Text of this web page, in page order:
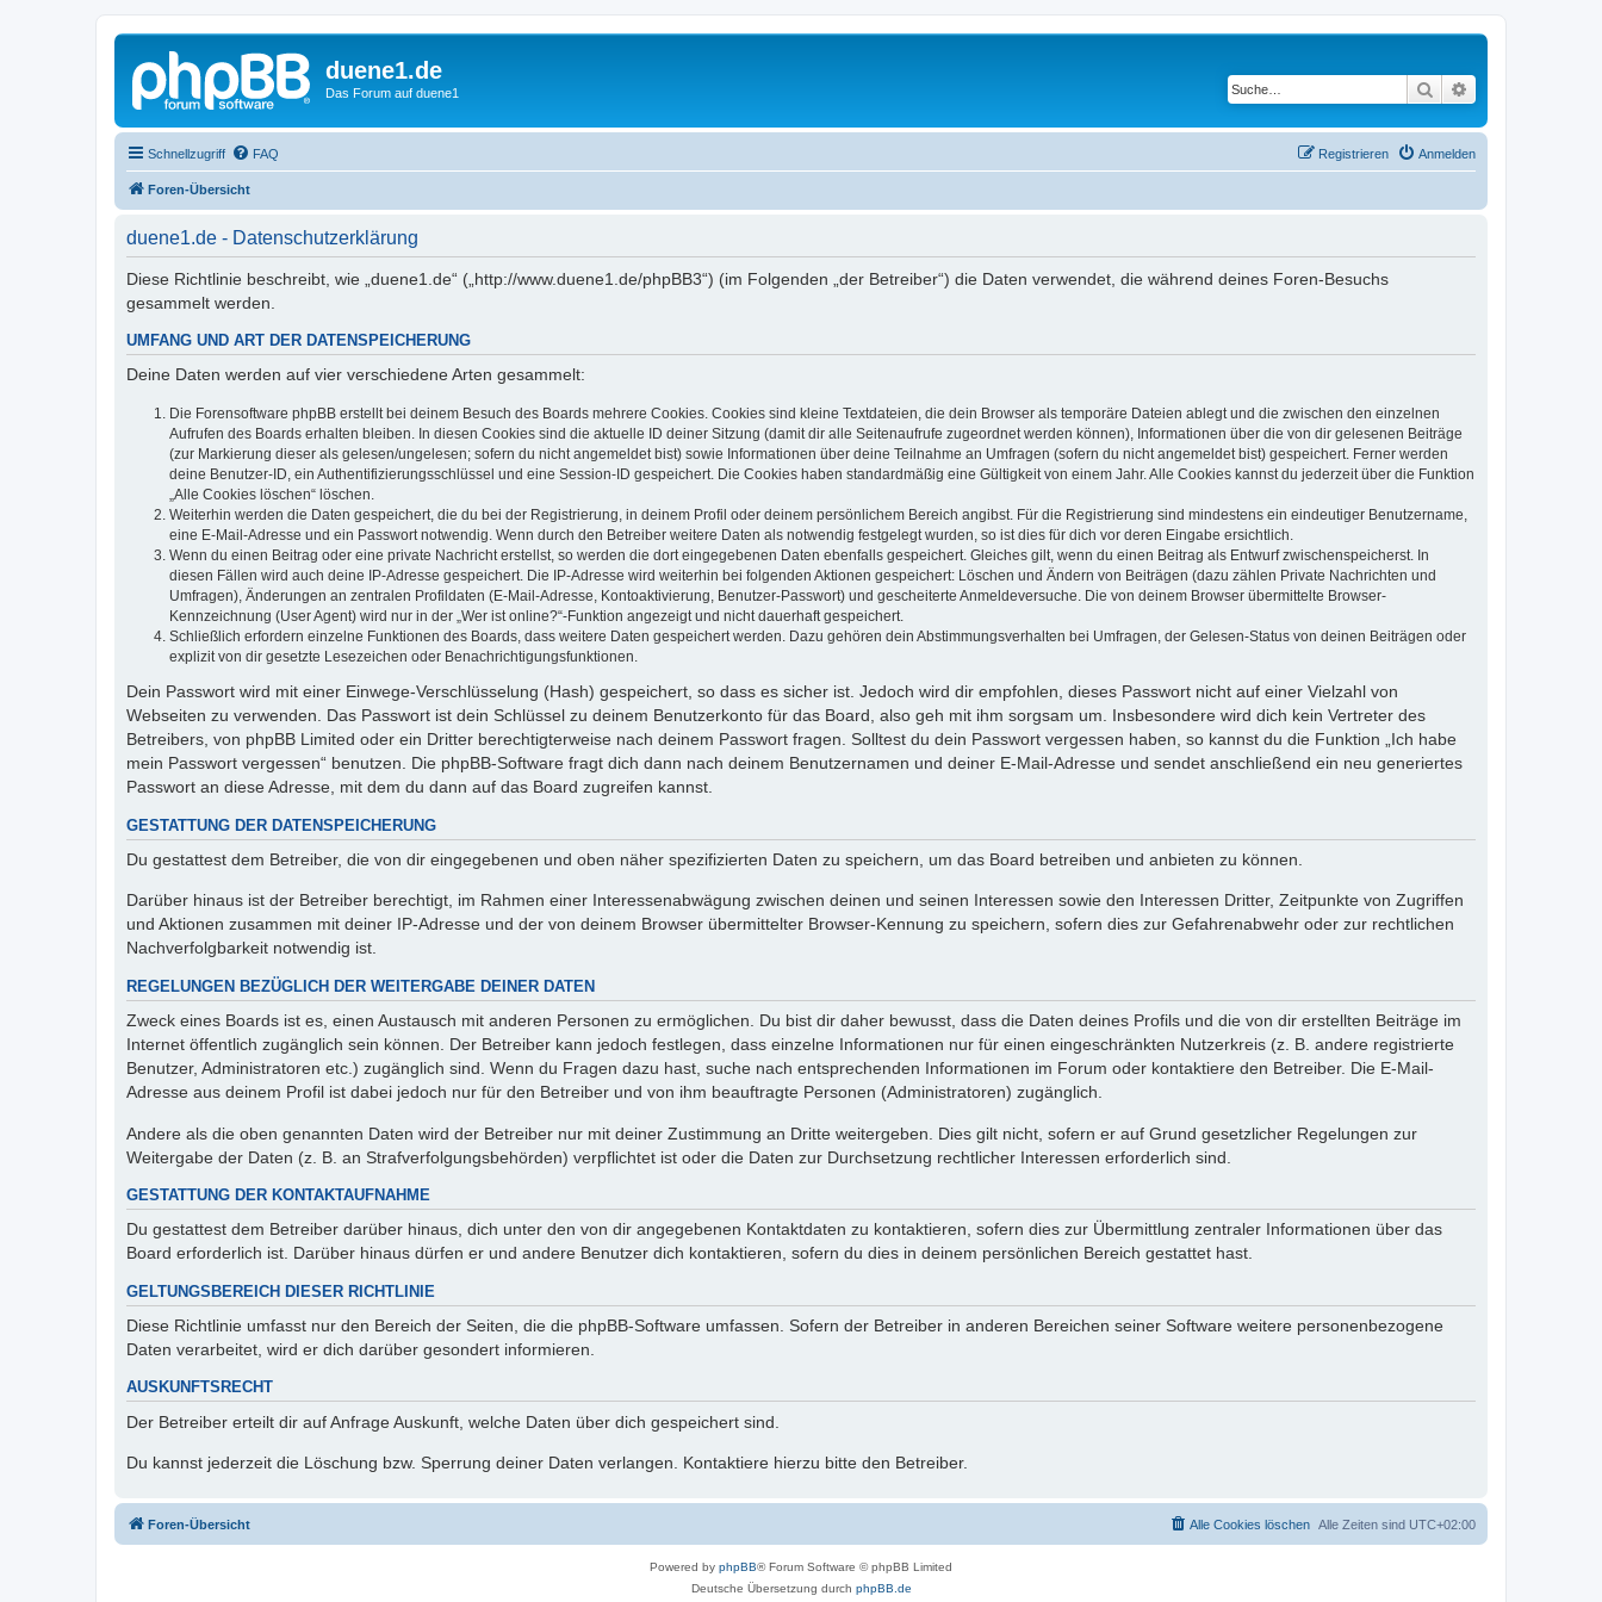
duene1.de
Das Forum auf duene1 Suche
Schnellzugriff FAQ Anmelden
Registrieren
Foren-Übersicht
duene1.de - Datenschutzerklärung
Diese Richtlinie beschreibt, wie „duene1.de“ („http://www.duene1.de/phpBB3“) (im Folgenden „der Betreiber“) die Daten verwendet, die während deines Foren-Besuchs
gesammelt werden.
UMFANG UND ART DER DATENSPEICHERUNG
Deine Daten werden auf vier verschiedene Arten gesammelt:
Die Forensoftware phpBB erstellt bei deinem Besuch des Boards mehrere Cookies. Cookies sind kleine Textdateien, die dein Browser als temporäre Dateien ablegt und die zwischen den einzelnen
Aufrufen des Boards erhalten bleiben. In diesen Cookies sind die aktuelle ID deiner Sitzung (damit dir alle Seitenaufrufe zugeordnet werden können), Informationen über die von dir gelesenen Beiträge
(zur Markierung dieser als gelesen/ungelesen; sofern du nicht angemeldet bist) sowie Informationen über deine Teilnahme an Umfragen (sofern du nicht angemeldet bist) gespeichert. Ferner werden
deine Benutzer-ID, ein Authentifizierungsschlüssel und eine Session-ID gespeichert. Die Cookies haben standardmäßig eine Gültigkeit von einem Jahr. Alle Cookies kannst du jederzeit über die Funktion
„Alle Cookies löschen“ löschen.
Weiterhin werden die Daten gespeichert, die du bei der Registrierung, in deinem Profil oder deinem persönlichem Bereich angibst. Für die Registrierung sind mindestens ein eindeutiger Benutzername,
eine E-Mail-Adresse und ein Passwort notwendig. Wenn durch den Betreiber weitere Daten als notwendig festgelegt wurden, so ist dies für dich vor deren Eingabe ersichtlich.
Wenn du einen Beitrag oder eine private Nachricht erstellst, so werden die dort eingegebenen Daten ebenfalls gespeichert. Gleiches gilt, wenn du einen Beitrag als Entwurf zwischenspeicherst. In
diesen Fällen wird auch deine IP-Adresse gespeichert. Die IP-Adresse wird weiterhin bei folgenden Aktionen gespeichert: Löschen und Ändern von Beiträgen (dazu zählen Private Nachrichten und
Umfragen), Änderungen an zentralen Profildaten (E-Mail-Adresse, Kontoaktivierung, Benutzer-Passwort) und gescheiterte Anmeldeversuche. Die von deinem Browser übermittelte Browser-
Kennzeichnung (User Agent) wird nur in der „Wer ist online?“-Funktion angezeigt und nicht dauerhaft gespeichert.
Schließlich erfordern einzelne Funktionen des Boards, dass weitere Daten gespeichert werden. Dazu gehören dein Abstimmungsverhalten bei Umfragen, der Gelesen-Status von deinen Beiträgen oder
explizit von dir gesetzte Lesezeichen oder Benachrichtigungsfunktionen.
Dein Passwort wird mit einer Einwege-Verschlüsselung (Hash) gespeichert, so dass es sicher ist. Jedoch wird dir empfohlen, dieses Passwort nicht auf einer Vielzahl von
Webseiten zu verwenden. Das Passwort ist dein Schlüssel zu deinem Benutzerkonto für das Board, also geh mit ihm sorgsam um. Insbesondere wird dich kein Vertreter des
Betreibers, von phpBB Limited oder ein Dritter berechtigterweise nach deinem Passwort fragen. Solltest du dein Passwort vergessen haben, so kannst du die Funktion „Ich habe
mein Passwort vergessen“ benutzen. Die phpBB-Software fragt dich dann nach deinem Benutzernamen und deiner E-Mail-Adresse und sendet anschließend ein neu generiertes
Passwort an diese Adresse, mit dem du dann auf das Board zugreifen kannst.
GESTATTUNG DER DATENSPEICHERUNG
Du gestattest dem Betreiber, die von dir eingegebenen und oben näher spezifizierten Daten zu speichern, um das Board betreiben und anbieten zu können.
Darüber hinaus ist der Betreiber berechtigt, im Rahmen einer Interessenabwägung zwischen deinen und seinen Interessen sowie den Interessen Dritter, Zeitpunkte von Zugriffen
und Aktionen zusammen mit deiner IP-Adresse und der von deinem Browser übermittelter Browser-Kennung zu speichern, sofern dies zur Gefahrenabwehr oder zur rechtlichen
Nachverfolgbarkeit notwendig ist.
REGELUNGEN BEZÜGLICH DER WEITERGABE DEINER DATEN
Zweck eines Boards ist es, einen Austausch mit anderen Personen zu ermöglichen. Du bist dir daher bewusst, dass die Daten deines Profils und die von dir erstellten Beiträge im
Internet öffentlich zugänglich sein können. Der Betreiber kann jedoch festlegen, dass einzelne Informationen nur für einen eingeschränkten Nutzerkreis (z. B. andere registrierte
Benutzer, Administratoren etc.) zugänglich sind. Wenn du Fragen dazu hast, suche nach entsprechenden Informationen im Forum oder kontaktiere den Betreiber. Die E-Mail-
Adresse aus deinem Profil ist dabei jedoch nur für den Betreiber und von ihm beauftragte Personen (Administratoren) zugänglich.
Andere als die oben genannten Daten wird der Betreiber nur mit deiner Zustimmung an Dritte weitergeben. Dies gilt nicht, sofern er auf Grund gesetzlicher Regelungen zur
Weitergabe der Daten (z. B. an Strafverfolgungsbehörden) verpflichtet ist oder die Daten zur Durchsetzung rechtlicher Interessen erforderlich sind.
GESTATTUNG DER KONTAKTAUFNAHME
Du gestattest dem Betreiber darüber hinaus, dich unter den von dir angegebenen Kontaktdaten zu kontaktieren, sofern dies zur Übermittlung zentraler Informationen über das
Board erforderlich ist. Darüber hinaus dürfen er und andere Benutzer dich kontaktieren, sofern du dies in deinem persönlichen Bereich gestattet hast.
GELTUNGSBEREICH DIESER RICHTLINIE
Diese Richtlinie umfasst nur den Bereich der Seiten, die die phpBB-Software umfassen. Sofern der Betreiber in anderen Bereichen seiner Software weitere personenbezogene
Daten verarbeitet, wird er dich darüber gesondert informieren.
AUSKUNFTSRECHT
Der Betreiber erteilt dir auf Anfrage Auskunft, welche Daten über dich gespeichert sind.
Du kannst jederzeit die Löschung bzw. Sperrung deiner Daten verlangen. Kontaktiere hierzu bitte den Betreiber.
Foren-Übersicht Alle Zeiten sind UTC+02:00
Alle Cookies löschen
Powered by phpBB® Forum Software © phpBB Limited
Deutsche Übersetzung durch phpBB.de